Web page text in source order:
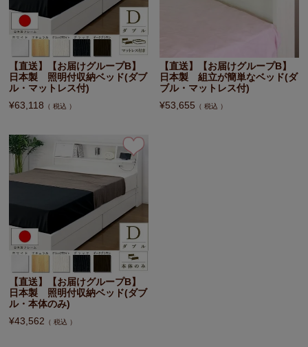
【直送】【お届けグループB】
日本製 照明付収納ベッド(ダブ
ル・マットレス付)
¥63,118 税込
【直送】【お届けグループB】
日本製 組立が簡単なベッド(ダ
ブル・マットレス付)
¥53,655 税込
【直送】【お届けグループB】
日本製 照明付収納ベッド(ダブ
ル・本体のみ)
¥43,562 税込